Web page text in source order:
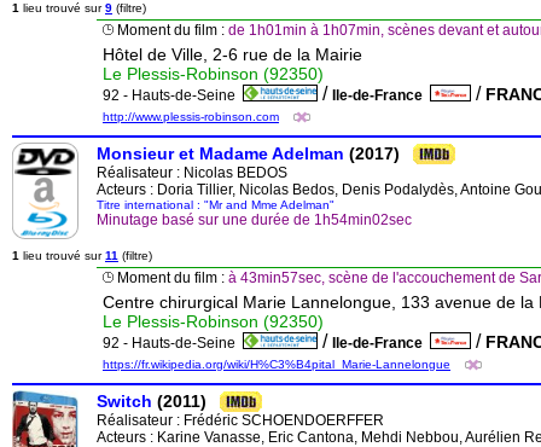
1 lieu trouvé sur9 (filtre)
Moment du film : de 1h01min à 1h07min, scènes devant et
Hôtel de Ville, 2-6 rue de la Mairie
Le Plessis-Robinson (92350)
92 - Hauts-de-Seine / Ile-de-France /
http://www.plessis-robinson.com
Monsieur et Madame Adelman (2017)
Réalisateur : Nicolas BEDOS
Acteurs : Doria Tillier, Nicolas Bedos, Denis Podalydès, Antoine
Titre international : "Mr and Mme Adelman"
Minutage basé sur une durée de 1h54min02sec
1 lieu trouvé sur11 (filtre)
Moment du film : à 43min57sec, scène de l'accouchement de
Centre chirurgical Marie Lannelongue, 133 avenue de la
Le Plessis-Robinson (92350)
92 - Hauts-de-Seine / Ile-de-France /
https://fr.wikipedia.org/wiki/H%C3%B4pital_Marie-Lannelongue
Switch (2011)
Réalisateur : Frédéric SCHOENDOERFFER
Acteurs : Karine Vanasse, Eric Cantona, Mehdi Nebbou, Aurélien